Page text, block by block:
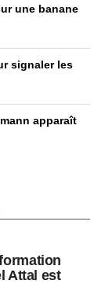
une banane
signaler les
apparaît
Attal est